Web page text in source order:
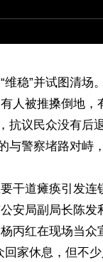
稳”并试图清场
人被推搡倒地，
抗议民众没有后
与警察堵路对峙
干道瘫痪引发连
安局副局长陈发
丙红在现场当众
家休息，但不